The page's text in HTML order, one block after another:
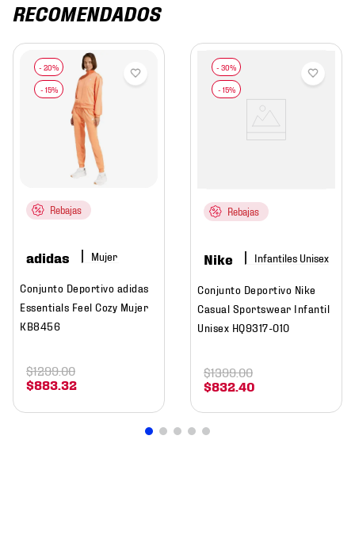
RECOMENDADOS
Rebajas
adidas Mujer
Conjunto Deportivo adidas
Essentials Feel Cozy Mujer
KB8456
$883.32
$1299.00
Rebajas
Nike
Conjunto Deportivo Nike
Casual Sportswear Infantil
Unisex HQ9317-010
$832.40
$1399.00